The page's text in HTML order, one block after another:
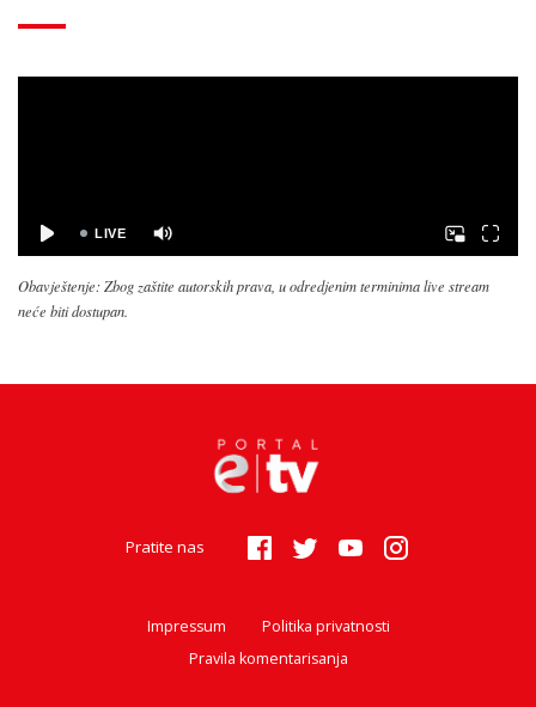
Obavještenje: Zbog zaštite autorskih prava, u odredjenim terminima live stream
neće biti dostupan.
Pratite nas
Impressum
Politika privatnosti
Pravila komentarisanja